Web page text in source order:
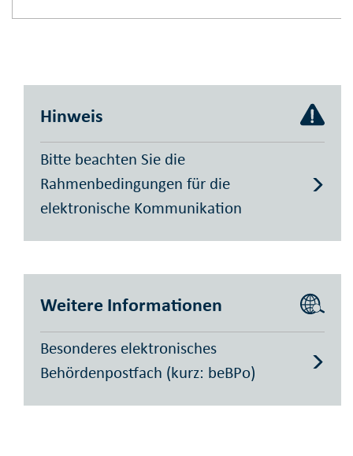
Hinweis
Bitte beachten Sie die
Rahmenbedingungen für die
elektronische Kommunikation
Weitere Informationen
Besonderes elektronisches
Behördenpostfach (kurz: beBPo)